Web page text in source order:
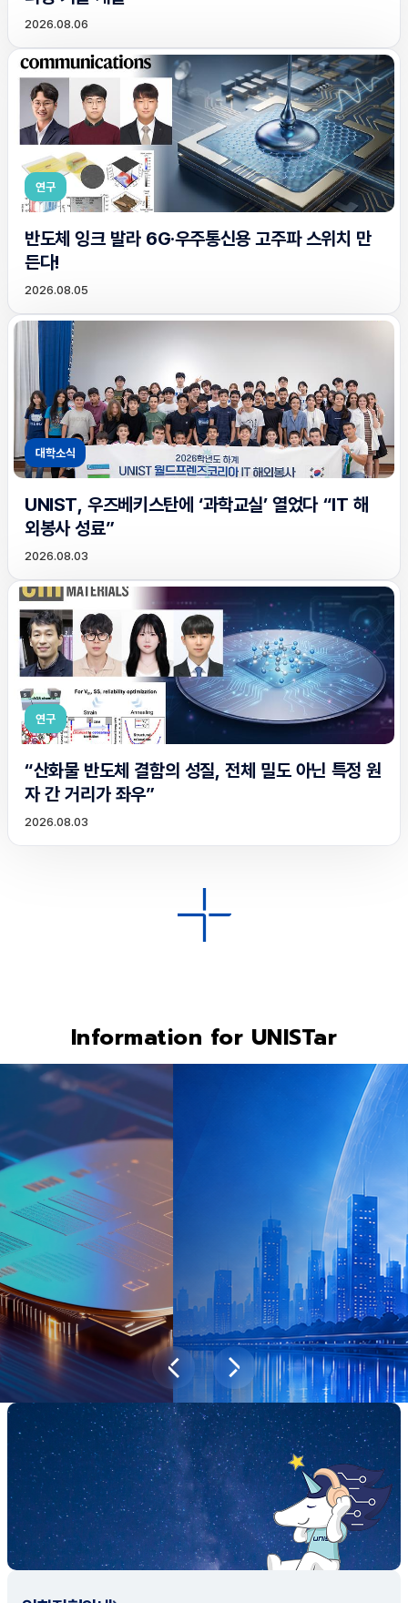
2026.08.06
연구
반도체 잉크 발라 6G·우주통신용 고주파 스위치 만
든다!
2026.08.05
대학소식
UNIST, 우즈베키스탄에 ‘과학교실’ 열었다 “IT 해
외봉사 성료”
2026.08.03
연구
“산화물 반도체 결함의 성질, 전체 밀도 아닌 특정 원
자 간 거리가 좌우”
2026.08.03
Information for UNISTar
과학기술이 바꿔놓을 2045년 대한민국
당신의 미래는?
대국민 설문조사 바로가기